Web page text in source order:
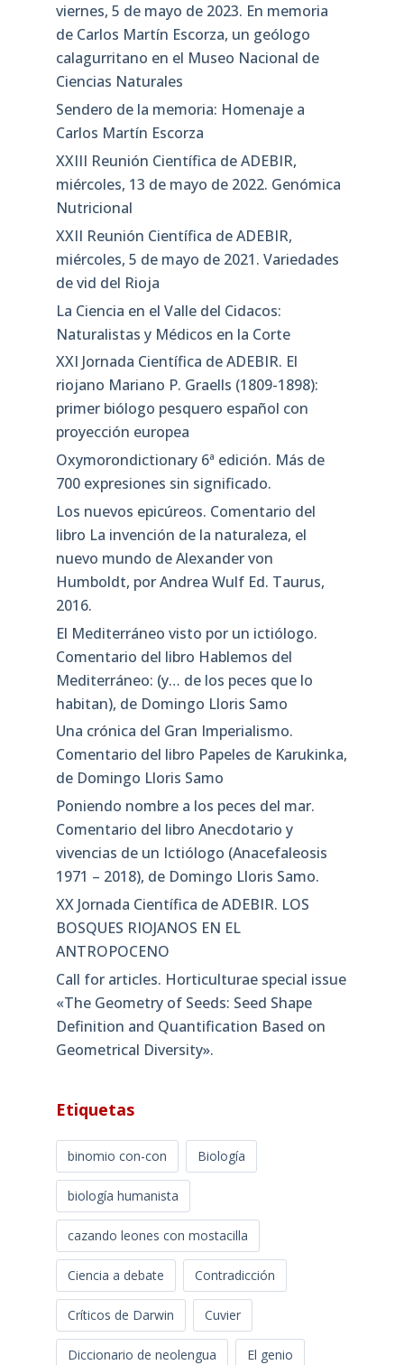
viernes, 5 de mayo de 2023. En memoria
de Carlos Martín Escorza, un geólogo
calagurritano en el Museo Nacional de
Ciencias Naturales
Sendero de la memoria: Homenaje a
Carlos Martín Escorza
XXIII Reunión Científica de ADEBIR,
miércoles, 13 de mayo de 2022. Genómica
Nutricional
XXII Reunión Científica de ADEBIR,
miércoles, 5 de mayo de 2021. Variedades
de vid del Rioja
La Ciencia en el Valle del Cidacos:
Naturalistas y Médicos en la Corte
XXI Jornada Científica de ADEBIR. El
riojano Mariano P. Graells (1809-1898):
primer biólogo pesquero español con
proyección europea
Oxymorondictionary 6ª edición. Más de
700 expresiones sin significado.
Los nuevos epicúreos. Comentario del
libro La invención de la naturaleza, el
nuevo mundo de Alexander von
Humboldt, por Andrea Wulf Ed. Taurus,
2016.
El Mediterráneo visto por un ictiólogo.
Comentario del libro Hablemos del
Mediterráneo: (y… de los peces que lo
habitan), de Domingo Lloris Samo
Una crónica del Gran Imperialismo.
Comentario del libro Papeles de Karukinka,
de Domingo Lloris Samo
Poniendo nombre a los peces del mar.
Comentario del libro Anecdotario y
vivencias de un Ictiólogo (Anacefaleosis
1971 – 2018), de Domingo Lloris Samo.
XX Jornada Científica de ADEBIR. LOS
BOSQUES RIOJANOS EN EL
ANTROPOCENO
Call for articles. Horticulturae special issue
«The Geometry of Seeds: Seed Shape
Definition and Quantification Based on
Geometrical Diversity»​.
Etiquetas
binomio con-con Biología
biología humanista
cazando leones con mostacilla
Ciencia a debate Contradicción
Críticos de Darwin Cuvier
Diccionario de neolengua El genio